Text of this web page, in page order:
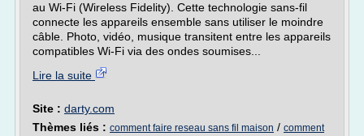
au Wi-Fi (Wireless Fidelity). Cette technologie sans-fil
connecte les appareils ensemble sans utiliser le moindre
câble. Photo, vidéo, musique transitent entre les appareils
compatibles Wi-Fi via des ondes soumises...
Lire la suite
Site : darty.com
Thèmes liés : comment faire reseau sans fil maison / comment